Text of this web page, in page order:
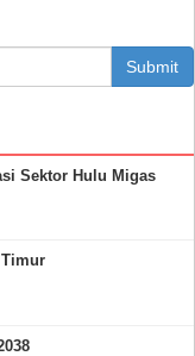
Submit
Sektor Hulu Migas